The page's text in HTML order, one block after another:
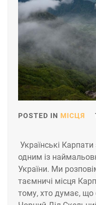
POSTED IN МІСЦЯ
Українські
одним із
України. Ми
таємничі місця
тому, хто думає, що